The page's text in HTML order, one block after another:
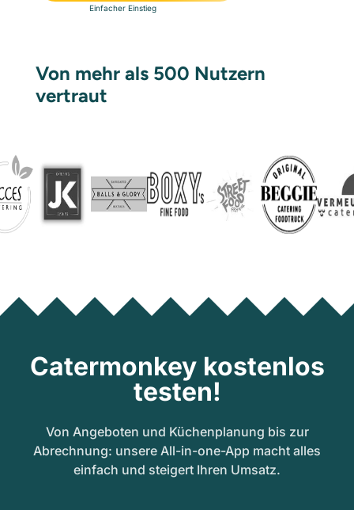
Einfacher Einstieg
Von mehr als 500 Nutzern
vertraut
Catermonkey kostenlos
testen!
Von Angeboten und Küchenplanung bis zur
Abrechnung: unsere All-in-one-App macht alles
einfach und steigert Ihren Umsatz.